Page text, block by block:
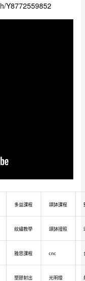
Y8772559852
多益課程 頌缽課程
紋繡教學 頌缽證照
雅思課程 cnc
塑膠射出 光明燈